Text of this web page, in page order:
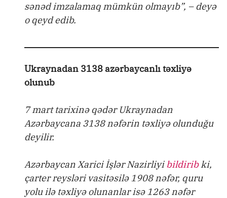
sənəd imzalamaq mümkün olmayıb”, – deyə
o qeyd edib.
Ukraynadan 3138 azərbaycanlı təxliyə
olunub
7 mart tarixinə qədər Ukraynadan
Azərbaycana 3138 nəfərin təxliyə olunduğu
deyilir.
Azərbaycan Xarici İşlər Nazirliyibildiribki,
çarter reysləri vasitəsilə 1908 nəfər, quru
yolu ilə təxliyə olunanlar isə 1263 nəfər